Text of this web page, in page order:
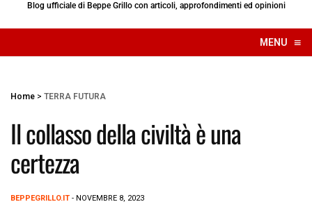
Blog ufficiale di Beppe Grillo con articoli, approfondimenti ed opinioni
MENU ≡
☰
Home > TERRA FUTURA
Il collasso della civiltà è una
certezza
BEPPEGRILLO.IT - NOVEMBRE 8, 2023